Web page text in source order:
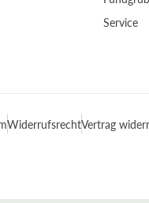
Service
WiderrufsrechtVertrag